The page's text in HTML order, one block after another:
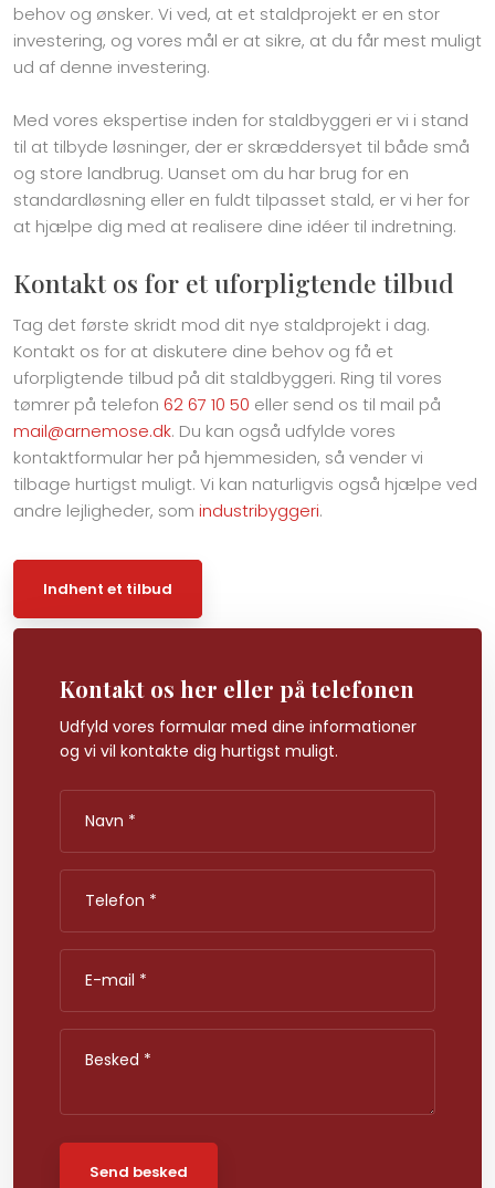
behov og ønsker. Vi ved, at et staldprojekt er en stor
investering, og vores mål er at sikre, at du får mest muligt
ud af denne investering.
Med vores ekspertise inden for staldbyggeri er vi i stand
til at tilbyde løsninger, der er skræddersyet til både små
og store landbrug. Uanset om du har brug for en
standardløsning eller en fuldt tilpasset stald, er vi her for
at hjælpe dig med at realisere dine idéer til indretning.
Kontakt os for et uforpligtende tilbud
Tag det første skridt mod dit nye staldprojekt i dag.
Kontakt os for at diskutere dine behov og få et
uforpligtende tilbud på dit staldbyggeri. Ring til vores
tømrer på telefon 62 67 10 50 eller send os til mail på
mail@arnemose.dk. Du kan også udfylde vores
kontaktformular her på hjemmesiden, så vender vi
tilbage hurtigst muligt. Vi kan naturligvis også hjælpe ved
andre lejligheder, som industribyggeri.
Indhent et tilbud​
Kontakt os her eller på telefonen
Udfyld vores formular med dine informationer
​og vi vil kontakte dig hurtigst muligt.